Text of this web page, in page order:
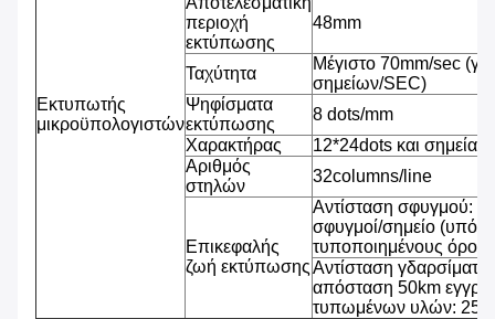
Εκτυπωτής
μικροϋπολογιστών
περιοχή
εκτύπωσης
48mm
Ταχύτητα
Μέγιστο 70mm/sec
σημείων/SEC)
Ψηφίσματα
εκτύπωσης
8 dots/mm
Χαρακτήρας
12*24dots και σημεία
Αριθμός
στηλών
32columns/line
Επικεφαλής
ζωή εκτύπωσης
Αντίσταση σφυγμού:
σφυγμοί/σημείο (υπό
τυποποιημένους
Αντίσταση
απόσταση 50km
τυπωμένων υλών: 25%